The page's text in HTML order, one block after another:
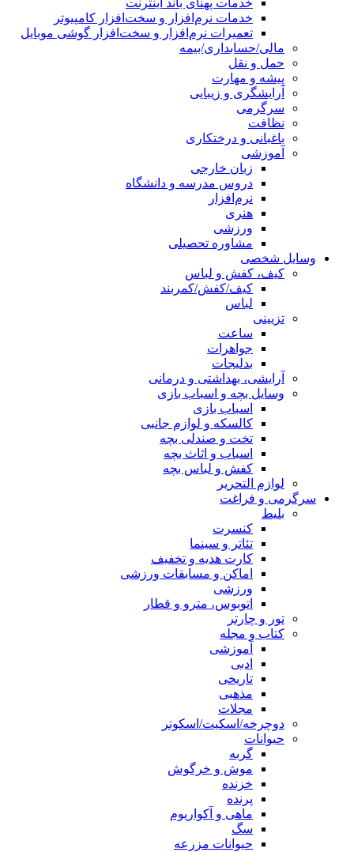
خدمات پهنای باند اینترنت
خدمات نرم‌افزار و سخت‌افزار کامپیوتر
تعمیرات نرم‌افزار و سخت‌افزار گوشی موبایل
مالی/حسابداری/بیمه
حمل و نقل
پیشه و مهارت
آرایشگری و زیبایی
سرگرمی
نظافت
باغبانی و درختکاری
آموزشی
زبان خارجی
دروس مدرسه و دانشگاه
نرم‌افزار
هنری
ورزشی
مشاوره تحصیلی
وسایل شخصی
کیف، کفش و لباس
کیف/کفش/کمربند
لباس
تزیینی
ساعت
جواهرات
بدلیجات
آرایشی، بهداشتی و درمانی
وسایل بچه و اسباب بازی
اسباب بازی
کالسکه و لوازم جانبی
تخت و صندلی بچه
اسباب و اثاث بچه
کفش و لباس بچه
لوازم التحریر
سرگرمی و فراغت
بلیط
کنسرت
تئاتر و سینما
کارت هدیه و تخفیف
اماکن و مسابقات ورزشی
ورزشی
اتوبوس، مترو و قطار
تور و چارتر
کتاب و مجله
آموزشی
ادبی
تاریخی
مذهبی
مجلات
دوچرخه/اسکیت/اسکوتر
حیوانات
گربه
موش و خرگوش
خزنده
پرنده
ماهی و آکواریوم
سگ
حیوانات مزرعه